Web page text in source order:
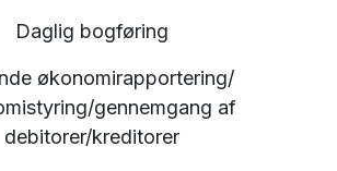
Daglig bogføring
økonomirapportering/
gennemgang af
debitorer/kreditorer